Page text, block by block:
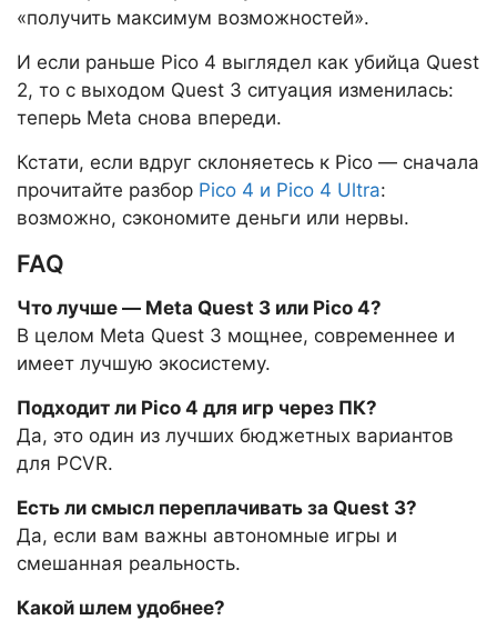
«получить максимум возможностей».
И если раньше Pico 4 выглядел как убийца Quest
2, то с выходом Quest 3 ситуация изменилась:
теперь Meta снова впереди.
Кстати, если вдруг склоняетесь к Pico — сначала
прочитайте разбор Pico 4 и Pico 4 Ultra:
возможно, сэкономите деньги или нервы.
FAQ
Что лучше — Meta Quest 3 или Pico 4?
В целом Meta Quest 3 мощнее, современнее и
имеет лучшую экосистему.
Подходит ли Pico 4 для игр через ПК?
Да, это один из лучших бюджетных вариантов
для PCVR.
Есть ли смысл переплачивать за Quest 3?
Да, если вам важны автономные игры и
смешанная реальность.
Какой шлем удобнее?